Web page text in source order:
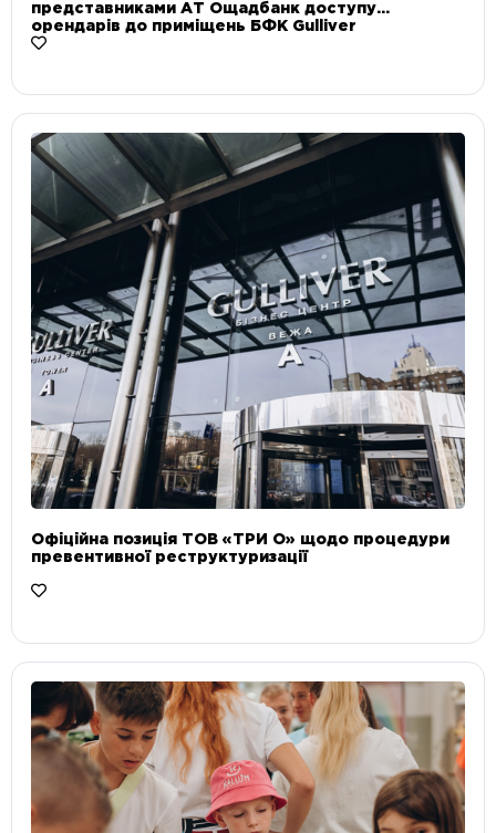
представниками АТ Ощадбанк доступу
орендарів до приміщень БФК Gulliver
Офіційна позиція ТОВ «ТРИ О» щодо процедури
превентивної реструктуризації